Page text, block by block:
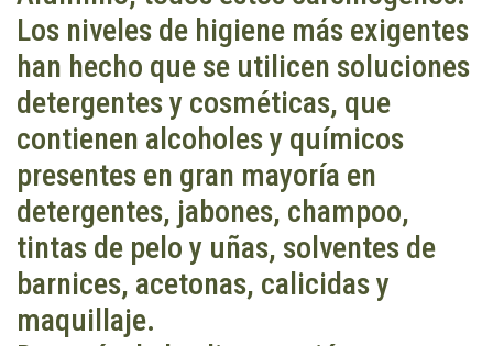
Los niveles de higiene más exigentes
han hecho que se utilicen soluciones
detergentes y cosméticas, que
contienen alcoholes y químicos
presentes en gran mayoría en
detergentes, jabones, champoo,
tintas de pelo y uñas, solventes de
barnices, acetonas, calicidas y
maquillaje.